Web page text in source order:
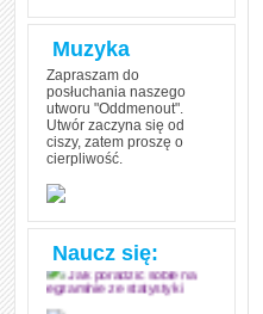
Muzyka
Zapraszam do
posłuchania naszego
utworu "Oddmenout".
Utwór zaczyna się od
ciszy, zatem proszę o
cierpliwość.
Naucz się:
Jak stworzyć fenomen
egzamin? Poznaj metody
Jak poradzić sobie na
egzaminie ze statystyki